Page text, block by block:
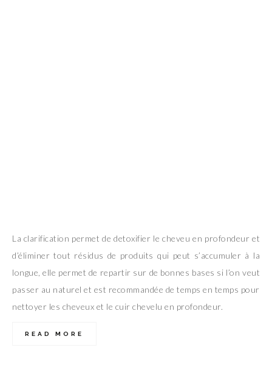
La clarification permet de detoxifier le cheveu en profondeur et
d’éliminer tout résidus de produits qui peut s’accumuler à la
longue, elle permet de repartir sur de bonnes bases si l’on veut
passer au naturel et est recommandée de temps en temps pour
nettoyer les cheveux et le cuir chevelu en profondeur.
READ MORE